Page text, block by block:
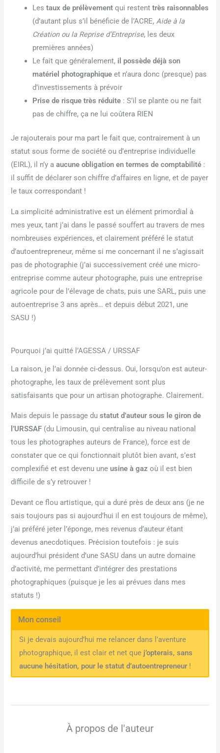
Lestaux de prélèvement qui restenttrès raisonnables
(d’autant plus s’il bénéficie de l’ACRE,Aide à la
Création ou la Reprise d’Entreprise, les deux
premières années)
Le fait que généralement, il possède déjà son
matériel photographique et n’aura donc (presque) pas
d’investissements à prévoir
Prise de risque très réduite : S’il se plante ou ne fait
pas de chiffre, ça ne lui coûtera RIEN
Je rajouterais pour ma part le fait que, contrairement à un
statut sous forme de société ou d’entreprise individuelle
(EIRL), il n’y aaucune obligation en termes de comptabilité :
il suffit de déclarer son chiffre d’affaires en ligne, et de payer
le taux correspondant !
La simplicité administrative est un élément primordial à
mes yeux, tant j’ai dans le passé souffert au travers de mes
nombreuses expériences, et clairement préféré le statut
d’autoentrepreneur, même si me concernant il ne s’agissait
pas de photographie (j’ai successivement créé une micro-
entreprise comme auteur photographe, puis une entreprise
agricole pour de l’élevage de chats, puis une SARL, puis une
autoentreprise 3 ans après… et depuis début 2021, une
SASU !)
Pourquoi j’ai quitté l’AGESSA / URSSAF
La raison, je l’ai donnée ci-dessus. Oui, lorsqu’on est auteur-
photographe, les taux de prélèvement sont plus
satisfaisants que pour un artisan photographe. Clairement.
Mais depuis le passage dustatut d’auteur sous le giron de
l’URSSAF (du Limousin, qui centralise au niveau national
tous les photographes auteurs de France), force est de
constater que ce qui fonctionnait plutôt bien avant, s’est
complexifié et est devenu uneusine à gaz où il est bien
difficile de s’y retrouver !
Devant ce flou artistique, qui a duré près de deux ans (je ne
sais toujours pas si aujourd’hui il en est toujours de même),
j’ai préféré jeter l’éponge, mes revenus d’auteur étant
devenus anecdotiques. Précision toutefois : je suis
aujourd’hui président d’une SASU dans un autre domaine
d’activité, me permettant d’intégrer des prestations
photographiques (puisque je les ai prévues dans mes
statuts !)
Mon conseil
Si je devais aujourd’hui me relancer dans l’aventure
photographique, il est clair et net que j’opterais, sans
aucune hésitation, pour le statut d’autoentrepreneur!
À propos de l'auteur